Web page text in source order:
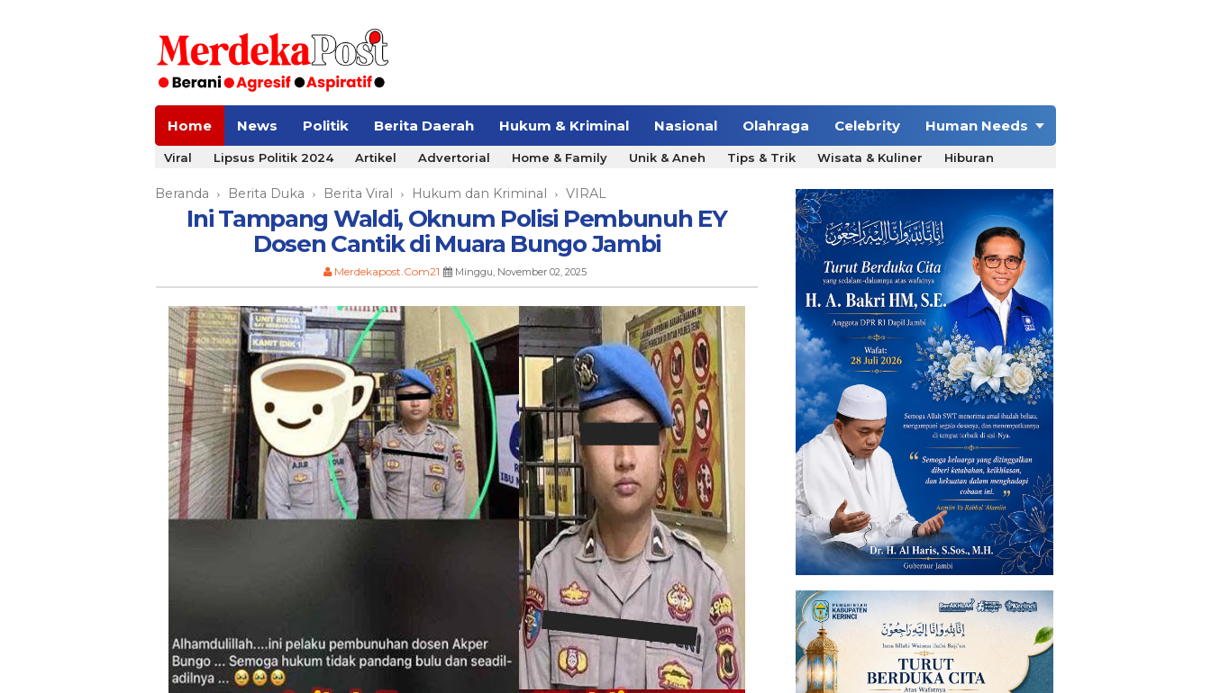
Home News Politik Berita Daerah Hukum & Kriminal Nasional Olahraga Celebrity Human Needs
Viral Lipsus Politik 2024 Artikel Advertorial Home & Family Unik & Aneh Tips & Trik Wisata & Kuliner Hiburan
Beranda › Berita Duka › Berita Viral › Hukum dan Kriminal › VIRAL
Ini Tampang Waldi, Oknum Polisi Pembunuh EY
Dosen Cantik di Muara Bungo Jambi
Merdekapost.Com21 Minggu, November 02, 2025